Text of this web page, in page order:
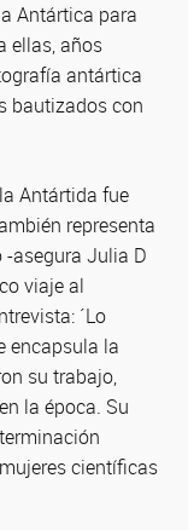
Antártica para
ellas, años
antártica
bautizados con
Antártida fue
representa
asegura Julia D
viaje al
´Lo
encapsula la
su trabajo,
la época. Su
científicas